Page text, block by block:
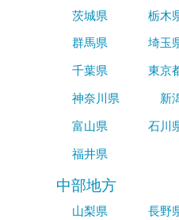
茨城県
栃木
群馬県
埼玉
千葉県
東京
神奈川県
新
富山県
石川
福井県
中部地方
山梨県
長野